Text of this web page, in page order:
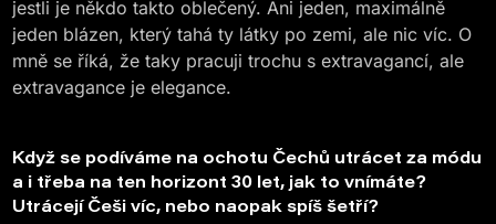
jestli je někdo takto oblečený. Ani jeden, maximálně
jeden blázen, který tahá ty látky po zemi, ale nic víc. O
mně se říká, že taky pracuji trochu s extravagancí, ale
extravagance je elegance.
Když se podíváme na ochotu Čechů utrácet za módu
a i třeba na ten horizont 30 let, jak to vnímáte?
Utrácejí Češi víc, nebo naopak spíš šetří?